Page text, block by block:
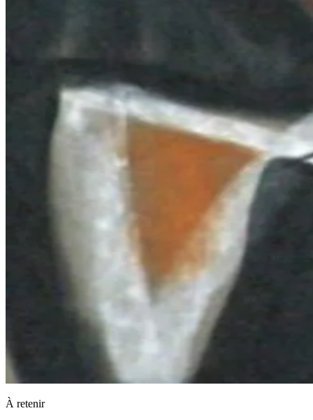
À retenir